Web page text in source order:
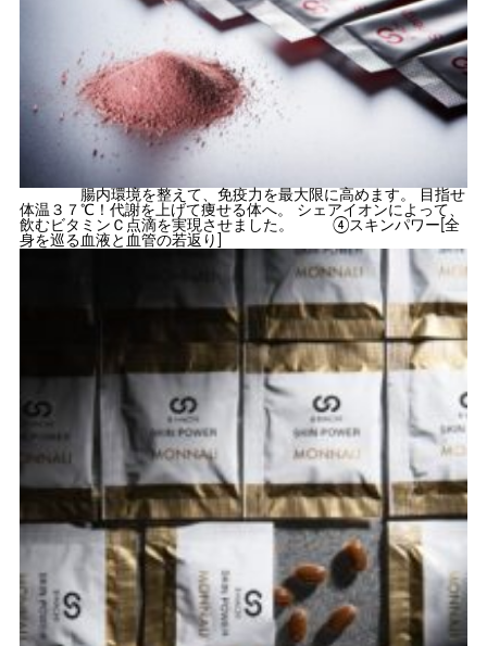
腸内環境を整えて、免疫力を最大限に高めます。 目指せ
体温３７℃！代謝を上げて痩せる体へ。 シェアイオンによって、
飲むビタミンＣ点滴を実現させました。 ④スキンパワー[全
身を巡る血液と血管の若返り]